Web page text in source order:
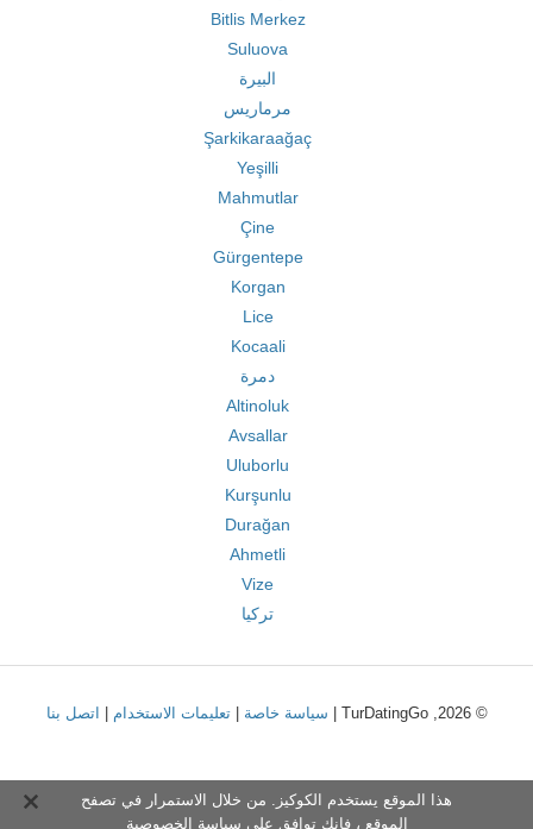
Bitlis Merkez
Suluova
البيرة
مرماريس
Şarkikaraağaç
Yeşilli
Mahmutlar
Çine
Gürgentepe
Korgan
Lice
Kocaali
دمرة
Altinoluk
Avsallar
Uluborlu
Kurşunlu
Durağan
Ahmetli
Vize
تركيا
© 2026, TurDatingGo | سياسة خاصة |تعليمات الاستخدام اتصل بنا
هذا الموقع يستخدم الكوكيز. من خلال الاستمرار في تصفح
الموقع ، فإنك توافق على سياسة الخصوصية